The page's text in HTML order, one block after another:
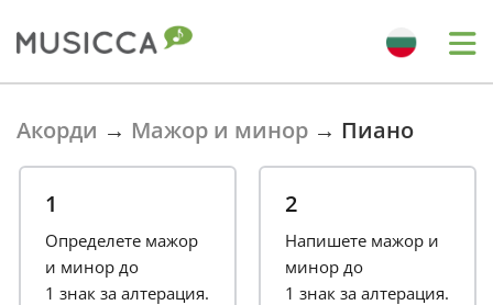
Dansk
Акорди → Мажор и минор → Пиано
1
Определете мажор
и минор до
1 знак за алтерация.
2
Напишете мажор и
минор до
1 знак за алтерация.